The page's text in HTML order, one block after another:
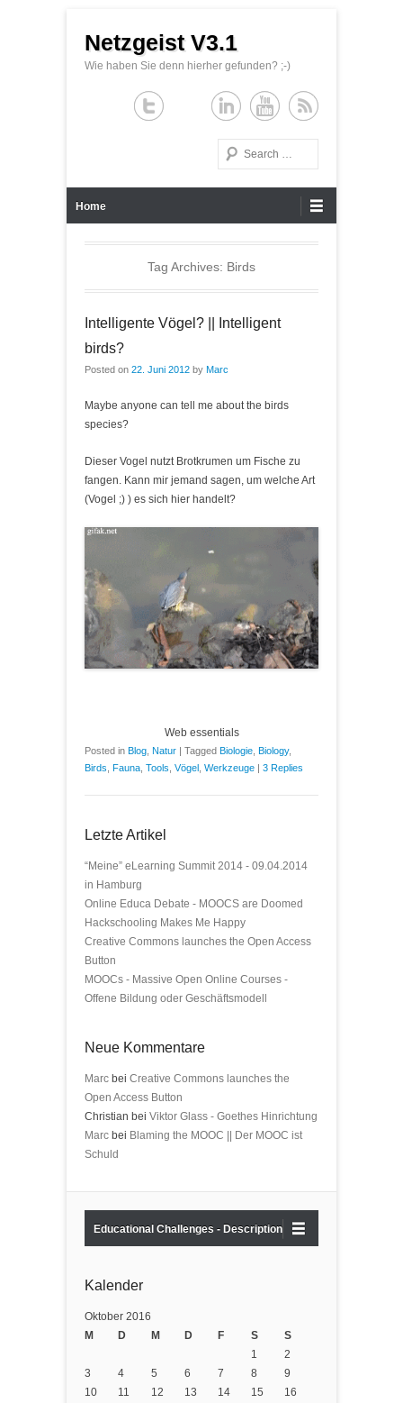
Netzgeist V3.1
Wie haben Sie denn hierher gefunden? ;-)
Search
Home
Tag Archives: Birds
Intelligente Vögel? || Intelligent
birds?
Posted on 22. Juni 2012 by Marc
Maybe anyone can tell me about the birds
species?
Dieser Vogel nutzt Brotkrumen um Fische zu
fangen. Kann mir jemand sagen, um welche Art
(Vogel ;) ) es sich hier handelt?
Web essentials
Posted in Blog Natur | Tagged Biologie Biology,
Birds Fauna Tools Vögel Werkzeuge | 3 Replies
Letzte Artikel
“Meine” eLearning Summit 2014 - 09.04.2014
in Hamburg
Online Educa Debate - MOOCS are Doomed
Hackschooling Makes Me Happy
Creative Commons launches the Open Access
Button
MOOCs - Massive Open Online Courses -
Offene Bildung oder Geschäftsmodell
Neue Kommentare
Marc bei Creative Commons launches the
Open Access Button
Christian bei Viktor Glass - Goethes Hinrichtung
Marc bei Blaming the MOOC || Der MOOC ist
Schuld
Educational Challenges - Description
Kalender
Oktober 2016
M
D M D F S S
1
2
3
4 5 6 7 8
9
10
11 12 13 14 15
16